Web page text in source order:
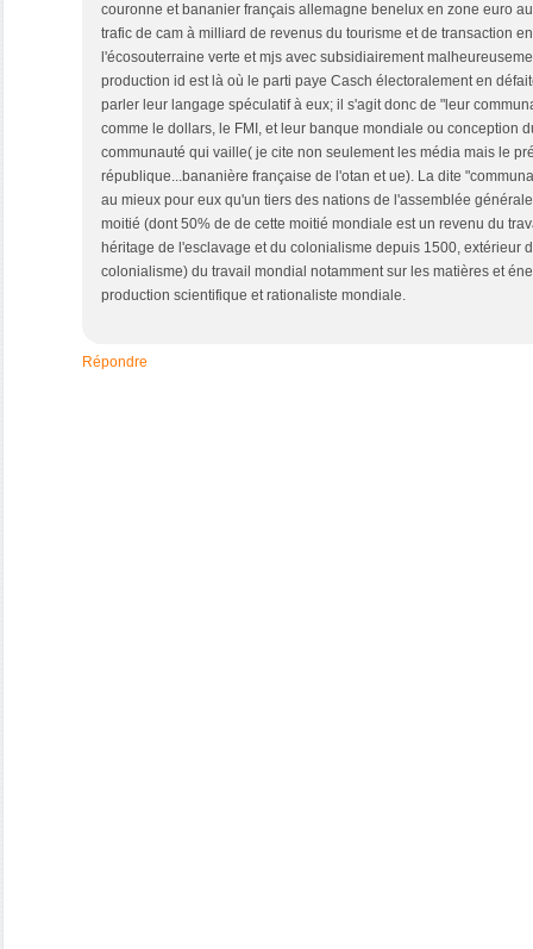
couronne et bananier français allemagne benelux en zone euro
trafic de cam à milliard de revenus du tourisme et de transaction
l'écosouterraine verte et mjs avec subsidiairement
production id est là où le parti paye Casch électoralement en
parler leur langage spéculatif à eux; il s'agit donc de "leur
comme le dollars, le FMI, et leur banque mondiale ou conception
communauté qui vaille( je cite non seulement les média mais le
république...bananière française de l'otan et ue). La dite
au mieux pour eux qu'un tiers des nations de l'assemblée
moitié (dont 50% de de cette moitié mondiale est un revenu du
héritage de l'esclavage et du colonialisme depuis 1500, extérieur
colonialisme) du travail mondial notamment sur les matières et
production scientifique et rationaliste mondiale.
Répondre